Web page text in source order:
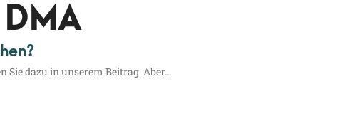
Sie dazu in unse­rem Bei­trag. Aber…